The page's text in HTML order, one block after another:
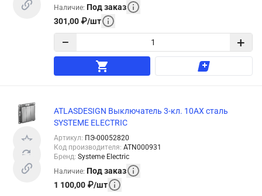
Наличие: Под заказ
301,00 ₽/шт
− +
ATLASDESIGN Выключатель 3-кл. 10АХ сталь
SYSTEME ELECTRIC
Артикул: ПЭ-00052820
Код производителя: ATN000931
Бренд: Systeme Electric
Наличие: Под заказ
1 100,00 ₽/шт